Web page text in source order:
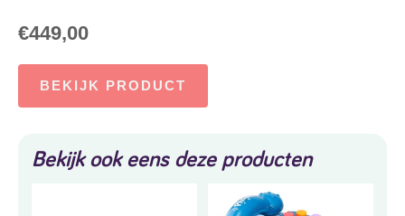
€449,00
BEKIJK PRODUCT
Bekijk ook eens deze producten